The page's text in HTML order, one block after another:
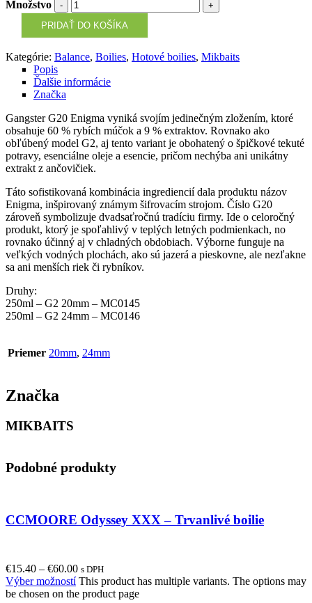
Množstvo
PRIDAŤ DO KOŠÍKA
Kategórie: Balance, Boilies, Hotové boilies, Mikbaits
Popis
Ďalšie informácie
Značka
Gangster G20 Enigma vyniká svojím jedinečným zložením, ktoré
obsahuje 60 % rybích múčok a 9 % extraktov. Rovnako ako
obľúbený model G2, aj tento variant je obohatený o špičkové tekuté
potravy, esenciálne oleje a esencie, pričom nechýba ani unikátny
extrakt z ančovičiek.
Táto sofistikovaná kombinácia ingrediencií dala produktu názov
Enigma, inšpirovaný známym šifrovacím strojom. Číslo G20
zároveň symbolizuje dvadsaťročnú tradíciu firmy. Ide o celoročný
produkt, ktorý je spoľahlivý v teplých letných podmienkach, no
rovnako účinný aj v chladných obdobiach. Výborne funguje na
veľkých vodných plochách, ako sú jazerá a pieskovne, ale nezľakne
sa ani menších riek či rybníkov.
Druhy:
250ml – G2 20mm – MC0145
250ml – G2 24mm – MC0146
Priemer 20mm, 24mm
Značka
MIKBAITS
Podobné produkty
CCMOORE Odyssey XXX – Trvanlivé boilie
€15.40 – €60.00 s DPH
Výber možností This product has multiple variants. The options may
be chosen on the product page